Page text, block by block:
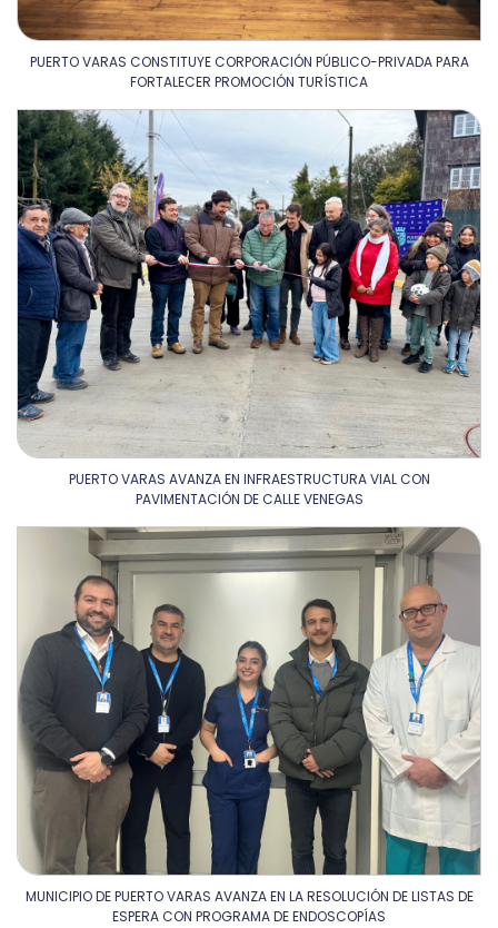
PUERTO VARAS CONSTITUYE CORPORACIÓN PÚBLICO-PRIVADA PARA
FORTALECER PROMOCIÓN TURÍSTICA
PUERTO VARAS AVANZA EN INFRAESTRUCTURA VIAL CON
PAVIMENTACIÓN DE CALLE VENEGAS
MUNICIPIO DE PUERTO VARAS AVANZA EN LA RESOLUCIÓN DE LISTAS DE
ESPERA CON PROGRAMA DE ENDOSCOPÍAS